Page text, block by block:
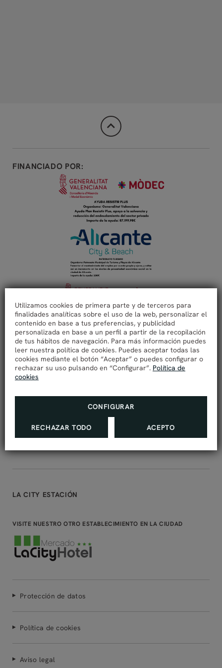
Utilizamos cookies de primera parte y de terceros para
finalidades analíticas sobre el uso de la web, personalizar el
contenido en base a tus preferencias, y publicidad
personalizada en base a un perfil a partir de la recopilación
de tus hábitos de navegación. Para más información puedes
leer nuestra política de cookies. Puedes aceptar todas las
cookies mediante el botón “Aceptar” o puedes configurar o
rechazar su uso pulsando en “Configurar”. Política de
cookies
CONFIGURAR
RECHAZAR TODO ACEPTO
FINANCIADO POR:
MÁS INFORMACIÓN
LA CITY ESTACIÓN
VISITE NUESTRO OTRO ESTABLECIMIENTO EN LA CIUDAD
Protección de datos
Política de cookies
Aviso legal